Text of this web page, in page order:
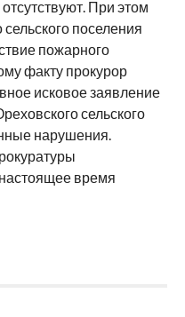
При этом
поселения
пожарного
факту прокурор
исковое заявление
сельского
нарушения.
время